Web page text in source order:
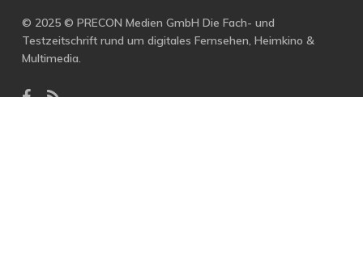
© 2025 © PRECON Medien GmbH Die Fach- und
Testzeitschrift rund um digitales Fernsehen, Heimkino &
Multimedia.
facebook
RSS